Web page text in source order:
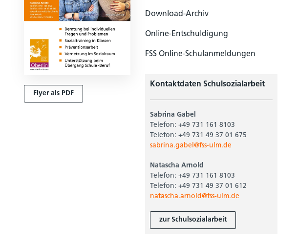
Flyer als PDF
Download-Archiv
Online-Entschuldigung
FSS Online-Schulanmeldungen
Kontaktdaten Schulsozialarbeit
Sabrina Gabel
Telefon: +49 731 161 8103
Telefon: +49 731 49 37 01 675
sabrina.gabel@fss-ulm.de
Natascha Arnold
Telefon: +49 731 161 8103
Telefon: +49 731 49 37 01 612
natascha.arnold@fss-ulm.de
zur Schulsozialarbeit